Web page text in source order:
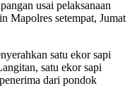
usai pelaksanaan
Mapolres setempat, Jumat
satu ekor sapi
satu ekor sapi
dari pondok